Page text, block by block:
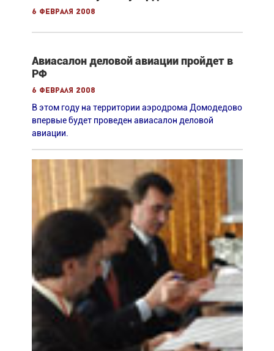
6 февраля 2008
Авиасалон деловой авиации пройдет в
РФ
6 февраля 2008
В этом году на территории аэродрома Домодедово
впервые будет проведен авиасалон деловой
авиации.